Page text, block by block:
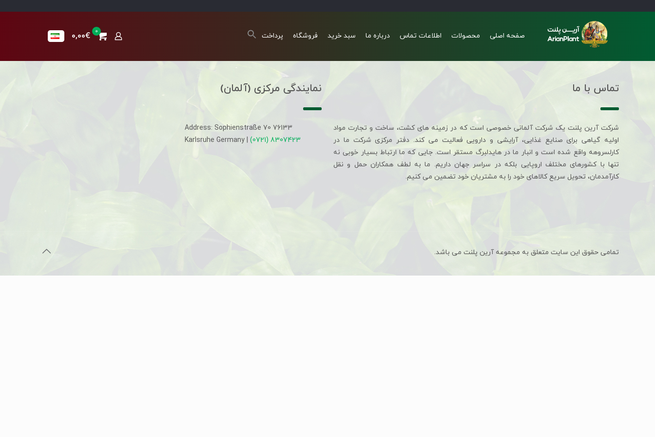
صفحه اصلی محصولات اطلاعات تماس درباره ما سبد خرید فروشگاه پرداخت 0
0,00€
تماس با ما
شرکت آرین پلنت یک شرکت آلمانی خصوصی است که در زمینه های کشت، ساخت و تجارت مواد
اولیه گیاهی برای صنایع غذایی، آرایشی و دارویی فعالیت می کند. دفتر مرکزی شرکت ما در
کارلسروهه واقع شده است و انبار ما در هایدلبرگ مستقر است. جایی که ما ارتباط بسیار خوبی نه
تنها با کشورهای مختلف اروپایی بلکه در سراسر جهان داریم. ما به لطف همکاران حمل و نقل
کارآمدمان، تحویل سریع کالاهای خود را به مشتریان خود تضمین می کنیم.
نمایندگی مرکزی (آلمان)
Address: Sophienstraße 70 76133
Karlsruhe Germany | (0721) 8307423
تمامی حقوق این سایت متعلق به مجموعه آرین پلنت می باشد.